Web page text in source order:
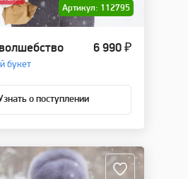
Артикул: 112795
букет
6 990 ₽
о поступлении